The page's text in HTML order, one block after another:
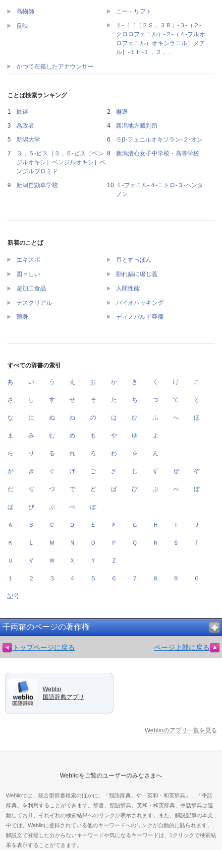
高物師 ニー・リフト
反映
１‐［［（２Ｓ，３Ｒ）‐３‐（２‐
クロロフェニル）‐２‐（４‐フルオ
ロフェニル）オキシラニル］メチ
ル］‐１Ｈ‐１，２，…
かつて在籍したアナウンサー
ことば検索ランキング
最遅
邂逅
為政者
新潟地方裁判所
新潟大学
５β‐フェニルオキソラン‐２‐オン
３，５‐ビス［３，５‐ビス（ベン
ジルオキシ）ベンジルオキシ］ベ
ンジルブロミド
新潟清心女子中学校・高等学校
新潟自動車学校
１‐フェニル‐４‐ニトロ‐３‐ペンタ
ノン
新着のことば
エキスポ 月とすっぽん
図々しい 割れ鍋に綴じ蓋
超加工食品 人間性能
テスクリアル バイオハッキング
頭身 ディノバルド亜種
すべての辞書の索引
あ い う え お か き く け こ
さ し す せ そ た ち つ て と
な に ぬ ね の は ひ ふ へ ほ
ま み む め も や ゆ よ
ら り る れ ろ わ を ん
が ぎ ぐ げ ご ざ じ ず ぜ ぞ
だ ぢ づ で ど ば び ぶ べ ぼ
ぱ ぴ ぷ ぺ ぽ
Ａ Ｂ Ｃ Ｄ Ｅ Ｆ Ｇ Ｈ Ｉ Ｊ
Ｋ Ｌ Ｍ Ｎ Ｏ Ｐ Ｑ Ｒ Ｓ Ｔ
Ｕ Ｖ Ｗ Ｘ Ｙ Ｚ
１ ２ ３ ４ ５ ６ ７ ８ ９ ０
記号
千両箱のページの著作権
トップページに戻る ページ上部に戻る
Weblio
国語辞典アプリ
Weblioのアプリ一覧を見る
Weblioをご覧のユーザーのみなさまへ
Weblioでは、統合型辞書検索のほかに、「類語辞典」や「英和・和英辞典」、「手話
辞典」を利用することができます。辞書、類語辞典、英和・和英辞典、手話辞典は連
動しており、それぞれの検索結果へのリンクが表示されます。また、解説記事の本文
中では、Weblioに登録されている他のキーワードへのリンクが自動的に貼られます。
解説文で登場した分からないキーワードや気になるキーワードは、1クリックで検索結
果を表示することができます。